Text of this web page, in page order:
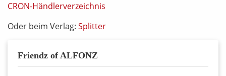
CRON-Händlerverzeichnis
Oder beim Verlag: Splitter
Friendz of ALFONZ